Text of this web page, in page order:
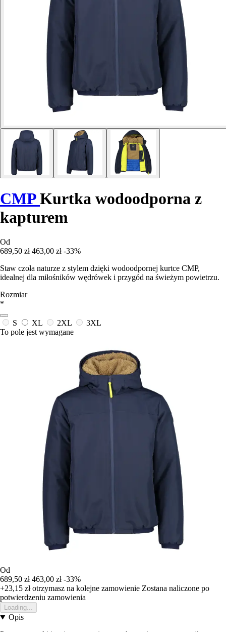
CMPKurtka wodoodporna z
kapturem
Od
689,50 zł 463,00 zł -33%
Staw czoła naturze z stylem dzięki wodoodpornej kurtce CMP,
idealnej dla miłośników wędrówek i przygód na świeżym powietrzu.
Rozmiar
*
S XL 2XL
3XL
To pole jest wymagane
Od
689,50 zł 463,00 zł -33%
+23,15 złotrzymasz na kolejne zamowienie Zostana naliczone po
potwierdzeniu zamowienia
Loading...
Opis